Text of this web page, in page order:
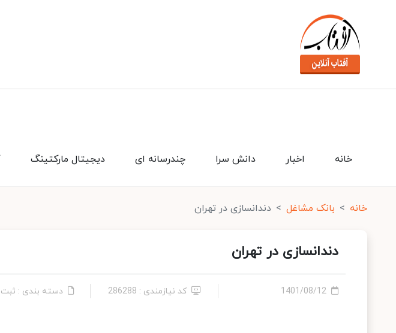
دیجیتال مارکتینگ چندرسانه ای دانش سرا اخبار خانه
خانه بانک مشاغل دندانسازی در تهران
دندانسازی در تهران
1401/08/12 کد نیازمندی : 286288 دسته بندی :